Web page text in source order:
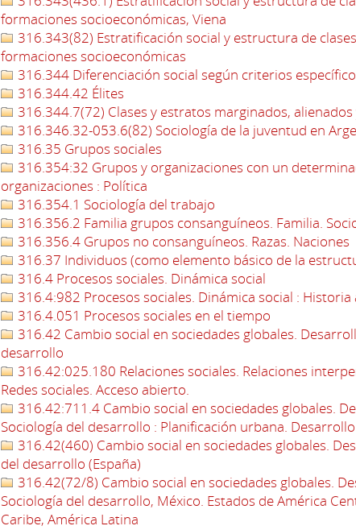
formaciones socioeconómicas, Viena
316.343(82) Estratificación social y estructura de
formaciones socioeconómicas
316.344 Diferenciación social según criterios
316.344.42 Élites
316.344.7(72) Clases y estratos marginados,
316.346.32-053.6(82) Sociología de la juventud en
316.35 Grupos sociales
316.354:32 Grupos y organizaciones con un
organizaciones : Política
316.354.1 Sociología del trabajo
316.356.2 Familia grupos consanguíneos. Familia.
316.356.4 Grupos no consanguíneos. Razas. Naciones
316.37 Individuos (como elemento básico de la
316.4 Procesos sociales. Dinámica social
316.4:982 Procesos sociales. Dinámica social :
316.4.051 Procesos sociales en el tiempo
316.42 Cambio social en sociedades globales.
desarrollo
316.42:025.180 Relaciones sociales. Relaciones
Redes sociales. Acceso abierto.
316.42:711.4 Cambio social en sociedades globales.
Sociología del desarrollo : Planificación urbana.
316.42(460) Cambio social en sociedades globales.
del desarrollo (España)
316.42(72/8) Cambio social en sociedades globales.
Sociología del desarrollo, México. Estados de América
Caribe, América Latina